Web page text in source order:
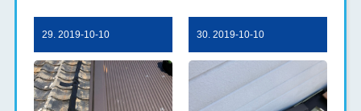
29. 2019-10-10 30. 2019-10-10